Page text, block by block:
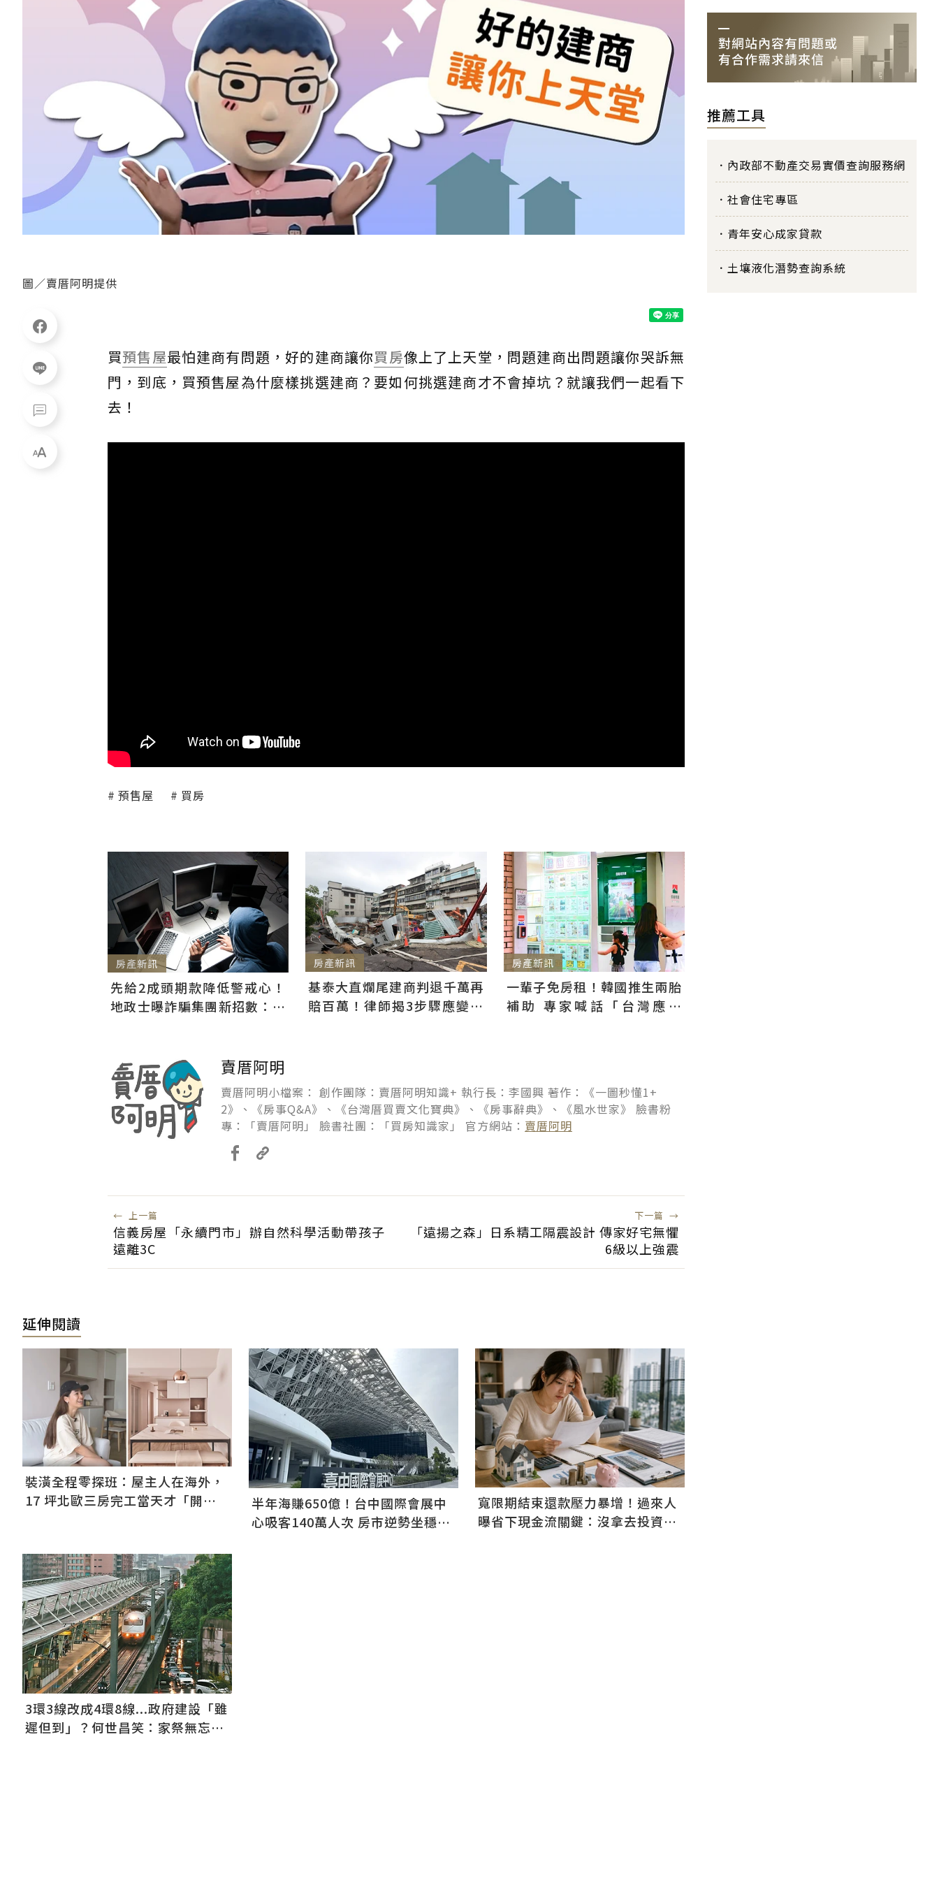
圖／賣厝阿明提供
買預售屋最怕建商有問題，好的建商讓你買房像上了上天堂，問題建商出問題讓你哭訴無
門，到底，買預售屋為什麼樣挑選建商？要如何挑選建商才不會掉坑？就讓我們一起看下
去！
預售屋 買房
房產新訊
先給2成頭期款降低警戒心！
地政士曝詐騙集團新招數：偷
房產新訊
基泰大直爛尾建商判退千萬再
賠百萬！律師揭3步驟應變：
房產新訊
一輩子免房租！韓國推生兩胎
補助 專家喊話「台灣應學
賣厝阿明
賣厝阿明小檔案： 創作團隊：賣厝阿明知識+ 執行長：李國興 著作：《一圖秒懂1+
2》、《房事Q&A》、《台灣厝買賣文化寶典》、《房事辭典》、《風水世家》 臉書粉
專：「賣厝阿明」 臉書社團：「買房知識家」 官方網站： 賣厝阿明
← 上一篇
信義房屋「永續門市」辦自然科學活動帶孩子
遠離3C
下一篇 →
「遠揚之森」日系精工隔震設計 傳家好宅無懼
6級以上強震
延伸閱讀
裝潢全程零探班：屋主人在海外，
17 坪北歐三房完工當天才「開
半年海賺650億！台中國際會展中
心吸客140萬人次 房市逆勢坐穩交
寬限期結束還款壓力暴增！過來人
曝省下現金流關鍵：沒拿去投資等
3環3線改成4環8線...政府建設「雖
遲但到」？何世昌笑：家祭無忘告
推薦工具
內政部不動產交易實價查詢服務網
社會住宅專區
青年安心成家貸款
土壤液化潛勢查詢系統